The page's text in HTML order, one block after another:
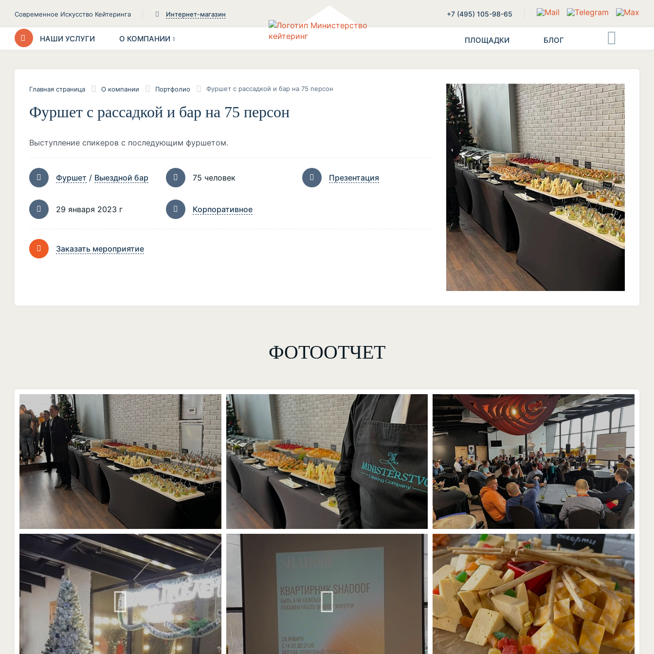
Современное Искусство Кейтеринга Интернет-магазин +7 (495) 105-98-65
НАШИ УСЛУГИ О КОМПАНИИ ПЛОЩАДКИ БЛОГ
Главная страница О компании Портфолио Фуршет с рассадкой и бар на 75 персон
Фуршет с рассадкой и бар на 75 персон
Выступление спикеров с последующим фуршетом.
Фуршет / Выездной бар 75 человек Презентация
29 января 2023 г Корпоративное
Заказать мероприятие
ФОТООТЧЕТ